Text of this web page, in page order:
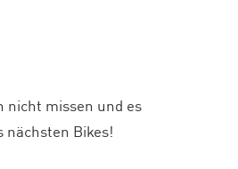
nicht missen und es
nächsten Bikes!